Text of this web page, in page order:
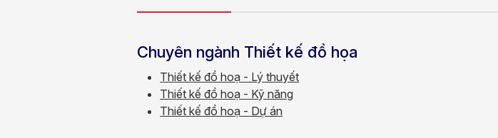
Chuyên ngành Thiết kế đồ họa
Thiết kế đồ hoạ - Lý thuyết
Thiết kế đồ hoạ - Kỹ năng
Thiết kế đồ hoạ - Dự án